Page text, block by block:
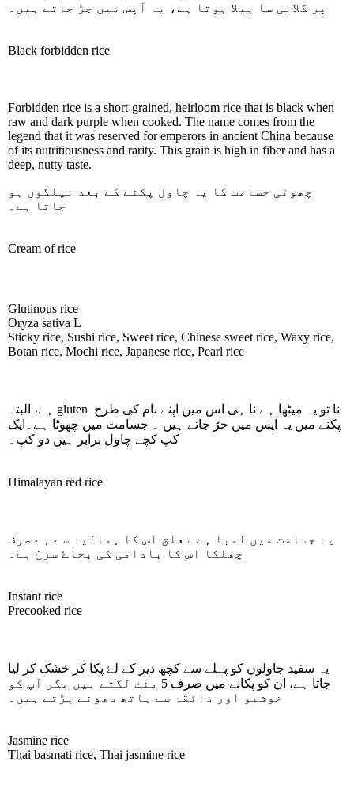
پر گلابی سا پیلا ہوتا ہے، یہ آپس میں جڑ جاتے ہیں۔
Black forbidden rice
Forbidden rice is a short-grained, heirloom rice that is black when
raw and dark purple when cooked. The name comes from the
legend that it was reserved for emperors in ancient China because
of its nutritiousness and rarity. This grain is high in fiber and has a
deep, nutty taste.
چھوٹی جسامت کا یہ چاول پکنے کے بعد نیلگوں ہو
جاتا ہے۔
Cream of rice
Glutinous rice
Oryza sativa L
Sticky rice, Sushi rice, Sweet rice, Chinese sweet rice, Waxy rice,
Botan rice, Mochi rice, Japanese rice, Pearl rice
نا تو یہ میٹھا ہے نا ہی اس میں اپنے نام کی طرح gluten ہے، البتہ
پکنے میں یہ آپس میں جڑ جاتے ہیں ۔ جسامت میں چھوٹا ہے۔ایک
کپ کچے چاول برابر ہیں دو کپ۔
Himalayan red rice
یہ جسامت میں لمبا ہے تعلق اس کا ہمالیہ سے ہے صرف
چھلکا اس کا بادامی کی بجاۓ سرخ ہے۔
Instant rice
Precooked rice
یہ سفید جاولوں کو پہلے سے کچھ دیر کے لۓ پکا کر خشک کر لیا
جاتا ہے، ان کو پکانے میں صرف 5 منٹ لگتے ہیں مگر آپ کو
خوشبو اور ذائقہ سے ہاتھ دھونے پڑتے ہیں۔
Jasmine rice
Thai basmati rice, Thai jasmine rice